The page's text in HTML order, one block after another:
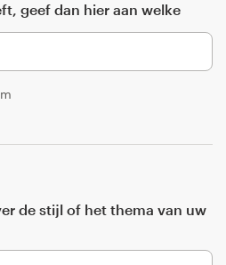
geef dan hier aan welke
de stijl of het thema van uw